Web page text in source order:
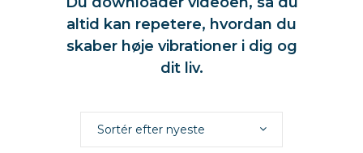
altid kan repetere, hvordan du
skaber høje vibrationer i dig og
dit liv.
Sortér efter nyeste